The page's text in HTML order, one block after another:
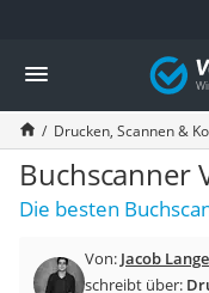
Die beliebtesten
Elektronik
Powerstation
Monitor 32 Zoll 4K
Fernseher
Drucker
Desktop-PC
Diascanner
Vergleich
Drucken, Scannen &
Buchscanner
Die besten
Von: Jacob Lange
schreibt über: